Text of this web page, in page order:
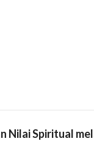
Nilai Spiritual